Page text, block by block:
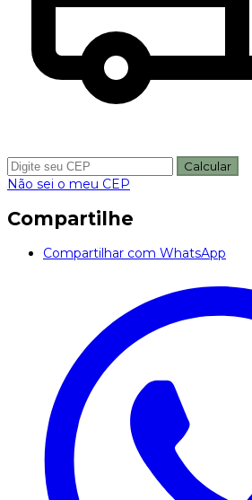
Calcular
Não sei o meu CEP
Compartilhe
Compartilhar com WhatsApp